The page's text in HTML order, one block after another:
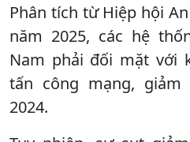
Phân tích từ Hiệp hội
năm 2025, các hệ
Nam phải đối mặt với
tấn công mạng, giảm
2024.